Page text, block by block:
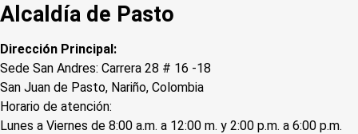
Alcaldía de Pasto
Dirección Principal:
Sede San Andres: Carrera 28 # 16 -18
San Juan de Pasto, Nariño, Colombia
Horario de atención:
Lunes a Viernes de 8:00 a.m. a 12:00 m. y 2:00 p.m. a 6:00 p.m.